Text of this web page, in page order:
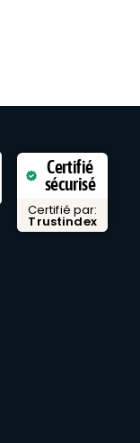
Certifié
sécurisé
Certifié par:
Trustindex